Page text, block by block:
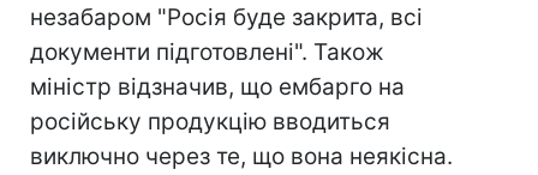
незабаром "Росія буде закрита, всі
документи підготовлені". Також
міністр відзначив, що ембарго на
російську продукцію вводиться
виключно через те, що вона неякісна.